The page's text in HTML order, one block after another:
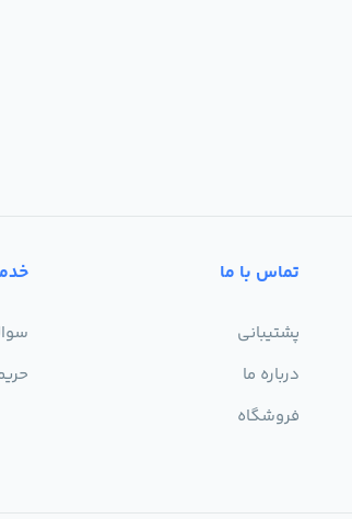
تماس با ما
پشتیبانی
درباره ما
فروشگاه